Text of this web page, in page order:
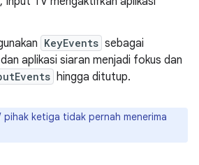
KeyEvents sebagai
dan aplikasi siaran menjadi fokus dan
hingga ditutup.
pihak ketiga tidak pernah menerima